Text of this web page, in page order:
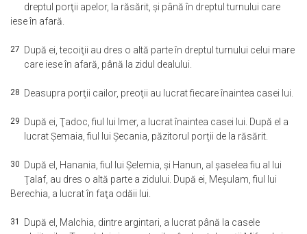
dreptul porţii apelor, la răsărit, şi până în dreptul turnului care
iese în afară.
27 După ei, tecoiţii au dres o altă parte în dreptul turnului celui mare
care iese în afară, până la zidul dealului.
28 Deasupra porţii cailor, preoţii au lucrat fiecare înaintea casei lui.
29 După ei, Ţadoc, fiul lui Imer, a lucrat înaintea casei lui. După el a
lucrat Şemaia, fiul lui Şecania, păzitorul porţii de la răsărit.
30 După el, Hanania, fiul lui Şelemia, şi Hanun, al şaselea fiu al lui
Ţalaf, au dres o altă parte a zidului. După ei, Meşulam, fiul lui
Berechia, a lucrat în faţa odăii lui.
31 După el, Malchia, dintre argintari, a lucrat până la casele